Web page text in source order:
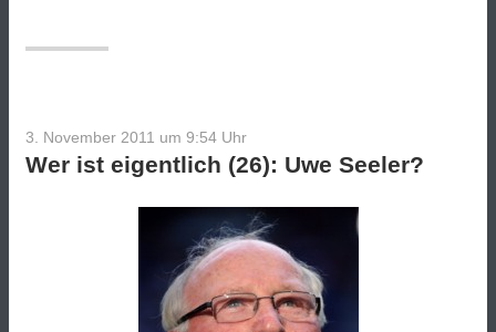
3. November 2011 um 9:54 Uhr
Wer ist eigentlich (26): Uwe Seeler?